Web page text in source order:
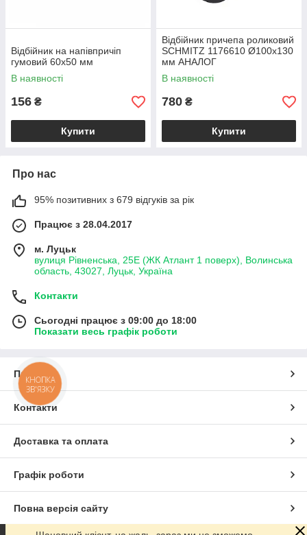
Відбійник на напівпричіп
гумовий 60х50 мм
В наявності
156 ₴
Купити
Відбійник причепа роликовий
SCHMITZ 1176610 Ø100х130
мм АНАЛОГ
В наявності
780 ₴
Купити
Про нас
95% позитивних з 679 відгуків за рік
Працює з 28.04.2017
м. Луцьк
вулиця Рівненська, 25Е (ЖК Атлант 1 поверх), Волинська
область, 43027, Луцьк, Україна
Контакти
Сьогодні працює з 09:00 до 18:00
Показати весь графік роботи
Про нас
Контакти
Доставка та оплата
Графік роботи
Повна версія сайту
КНОПКА
ЗВ'ЯЗКУ